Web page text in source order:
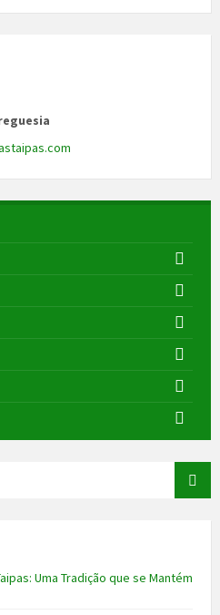
Uma Tradição que se Mantém